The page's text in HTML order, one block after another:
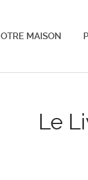
MAISON
Le